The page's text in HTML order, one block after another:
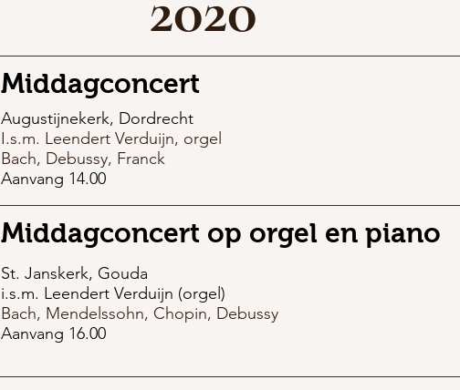
Middagconcert
Augustijnekerk, Dordrecht
I.s.m. Leendert Verduijn, orgel
Bach, Debussy, Franck
Aanvang 14.00
Middagconcert op orgel en piano
St. Janskerk, Gouda
i.s.m. Leendert Verduijn (orgel)
Bach, Mendelssohn, Chopin, Debussy
Aanvang 16.00